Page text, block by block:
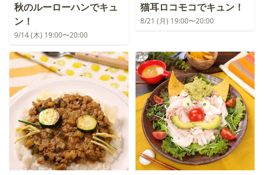
秋のルーローハンでキュ
ン！
9/14 (木) 19:00〜20:00
猫耳ロコモコでキュン！
8/21 (月) 19:00〜20:00